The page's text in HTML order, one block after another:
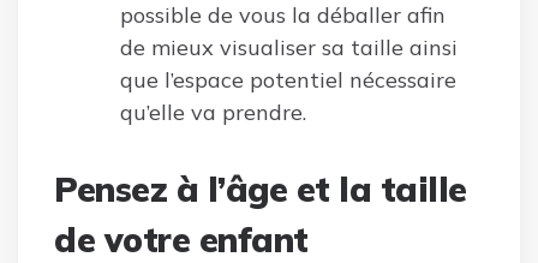
possible de vous la déballer afin
de mieux visualiser sa taille ainsi
que l’espace potentiel nécessaire
qu’elle va prendre.
Pensez à l’âge et la taille
de votre enfant